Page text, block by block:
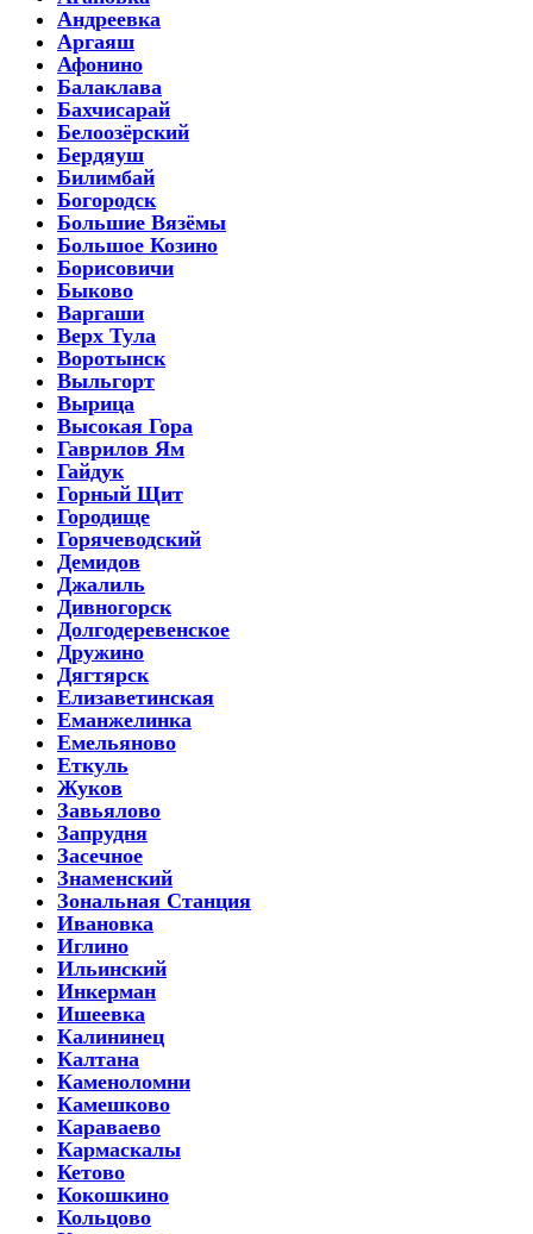
Андреевка
Аргаяш
Афонино
Балаклава
Бахчисарай
Белоозёрский
Бердяуш
Билимбай
Богородск
Большие Вязёмы
Большое Козино
Борисовичи
Быково
Варгаши
Верх Тула
Воротынск
Выльгорт
Вырица
Высокая Гора
Гаврилов Ям
Гайдук
Горный Щит
Городище
Горячеводский
Демидов
Джалиль
Дивногорск
Долгодеревенское
Дружино
Дягтярск
Елизаветинская
Еманжелинка
Емельяново
Еткуль
Жуков
Завьялово
Запрудня
Засечное
Знаменский
Зональная Станция
Ивановка
Иглино
Ильинский
Инкерман
Ишеевка
Калининец
Калтана
Каменоломни
Камешково
Караваево
Кармаскалы
Кетово
Кокошкино
Кольцово